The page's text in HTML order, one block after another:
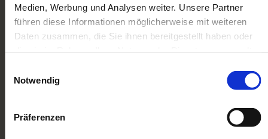
Medien, Werbung und Analysen weiter. Unsere Partner
führen diese Informationen möglicherweise mit weiteren
Daten zusammen, die Sie ihnen bereitgestellt haben oder
Sie unsere Webseite weiterhin nutzen.
Notwendig
Präferenzen
Ihnen das Versandmaterial und bezahlte
Paketscheine zur Verfügung.
So einfach ist es: